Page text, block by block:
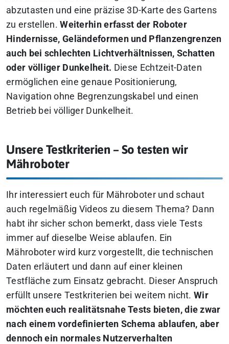
abzutasten und eine präzise 3D-Karte des Gartens
zu erstellen.Weiterhin erfasst der Roboter
Hindernisse, Geländeformen und Pflanzengrenzen
auch bei schlechten Lichtverhältnissen, Schatten
oder völliger Dunkelheit. Diese Echtzeit-Daten
ermöglichen eine genaue Positionierung,
Navigation ohne Begrenzungskabel und einen
Betrieb bei völliger Dunkelheit.
Unsere Testkriterien – So testen wir
Mähroboter
Ihr interessiert euch für Mähroboter und schaut
auch regelmäßig Videos zu diesem Thema? Dann
habt ihr sicher schon bemerkt, dass viele Tests
immer auf dieselbe Weise ablaufen. Ein
Mähroboter wird kurz vorgestellt, die technischen
Daten erläutert und dann auf einer kleinen
Testfläche zum Einsatz gebracht. Dieser Anspruch
erfüllt unsere Testkriterien bei weitem nicht. Wir
möchten euch realitätsnahe Tests bieten, die zwar
nach einem vordefinierten Schema ablaufen, aber
dennoch ein normales Nutzerverhalten